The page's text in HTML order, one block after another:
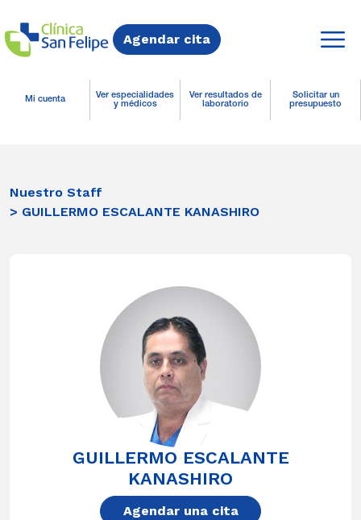
Agendar cita
Mi cuenta
Ver especialidades
y médicos
Ver resultados de
laboratorio
Solicitar un
presupuesto
Nuestro Staff
> GUILLERMO ESCALANTE KANASHIRO
GUILLERMO ESCALANTE
KANASHIRO
Agendar una cita